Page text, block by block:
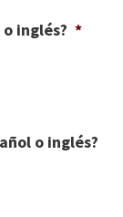
inglés? *
o inglés?